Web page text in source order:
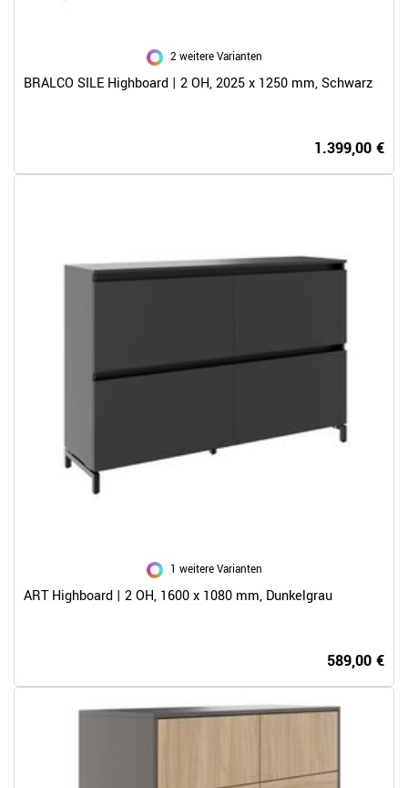
2 weitere Varianten
BRALCO SILE Highboard | 2 OH, 2025 x 1250 mm, Schwarz
1.399,00 €
1 weitere Varianten
ART Highboard | 2 OH, 1600 x 1080 mm, Dunkelgrau
589,00 €